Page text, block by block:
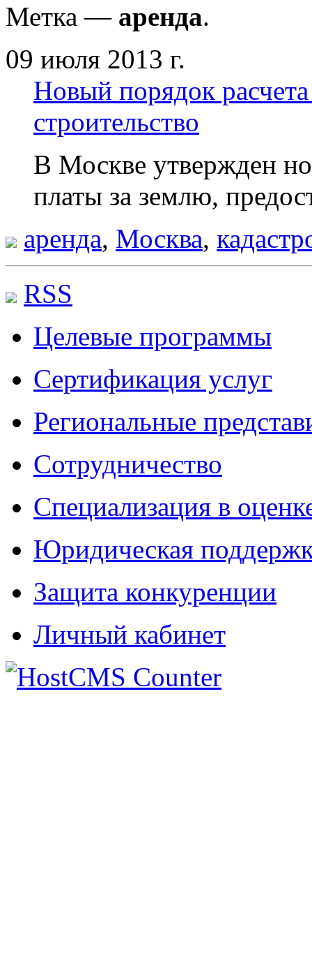
Метка — аренда.
09 июля 2013 г.
Новый порядок
строительство
В Москве утвержден
платы за землю,
аренда, Москва,
RSS
Целевые программы
Сертификация услуг
Региональные
Сотрудничество
Специализация в
Юридическая
Защита конкуренции
Личный кабинет